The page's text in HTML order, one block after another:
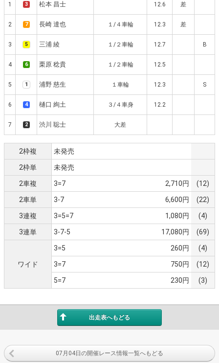
1 3 松本 昌士 12.6 差
2 7 長崎 達也 １/４車輪 12.3 差
3 5 三浦 綾 １/２車輪 12.7 B
4 6 栗原 稔貴 １/２車輪 12.5
5 1 浦野 慈生 １車輪 12.3 S
6 4 樋口 絢土 ３/４車身 12.2
7 2 渋川 聡士 大差
2枠複 未発売
2枠単 未発売
2車複 3=7 2,710円 (12)
2車単 3-7 6,600円 (22)
3連複 3=5=7 1,080円 (4)
3連単 3-7-5 17,080円 (69)
ワイド
3=5 260円 (4)
3=7 750円 (12)
5=7 230円 (3)
出走表へもどる
07月04日の開催レース情報一覧へもどる